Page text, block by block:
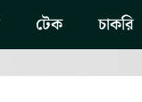
টেক চাকরি